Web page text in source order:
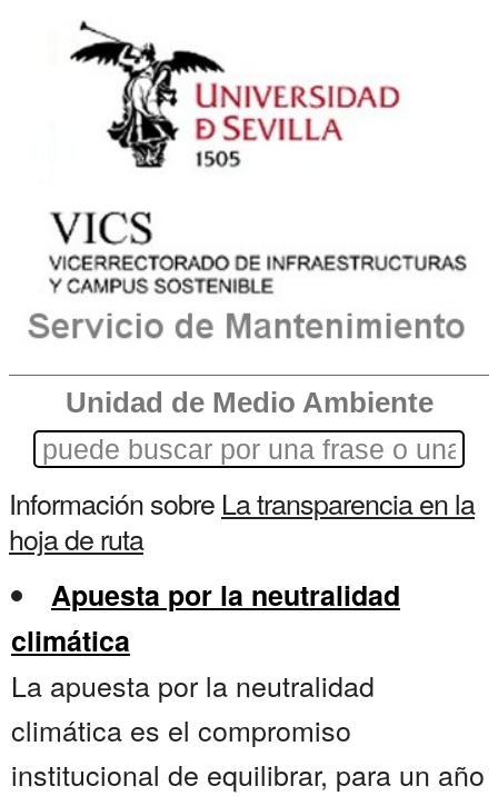
Unidad de Medio Ambiente
Información sobre La transparencia en la
hoja de ruta
Apuesta por la neutralidad
climática
La apuesta por la neutralidad
climática es el compromiso
institucional de equilibrar, para un año